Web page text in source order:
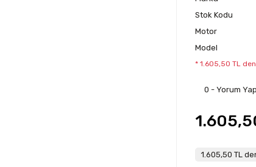
Stok Kodu
Motor
Model
* 1.605,50 TL
0 - Yorum
1.605,50 TL